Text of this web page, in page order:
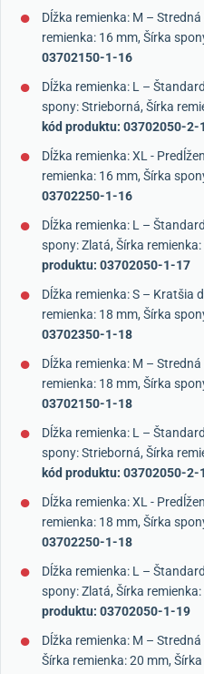
Dĺžka remienka: M –
remienka: 16 mm, Šírka
03702150-1-16
Dĺžka remienka: L –
spony: Strieborná, Šírka
kód produktu: 03702050-2-
Dĺžka remienka: XL -
remienka: 16 mm, Šírka
03702250-1-16
Dĺžka remienka: L –
spony: Zlatá, Šírka
produktu: 03702050-1-17
Dĺžka remienka: S – Kratšia
remienka: 18 mm, Šírka
03702350-1-18
Dĺžka remienka: M –
remienka: 18 mm, Šírka
03702150-1-18
Dĺžka remienka: L –
spony: Strieborná, Šírka
kód produktu: 03702050-2-
Dĺžka remienka: XL -
remienka: 18 mm, Šírka
03702250-1-18
Dĺžka remienka: L –
spony: Zlatá, Šírka
produktu: 03702050-1-19
Dĺžka remienka: M –
Šírka remienka: 20 mm,